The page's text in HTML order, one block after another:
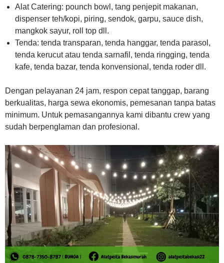
Alat Catering: pounch bowl, tang penjepit makanan,
dispenser teh/kopi, piring, sendok, garpu, sauce dish,
mangkok sayur, roll top dll.
Tenda: tenda transparan, tenda hanggar, tenda parasol,
tenda kerucut atau tenda sarnafil, tenda ringging, tenda
kafe, tenda bazar, tenda konvensional, tenda roder dll.
Dengan pelayanan 24 jam, respon cepat tanggap, barang
berkualitas, harga sewa ekonomis, pemesanan tanpa batas
minimum. Untuk pemasangannya kami dibantu crew yang
sudah berpenglaman dan profesional.